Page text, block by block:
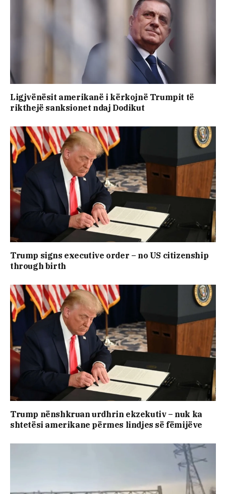
Ligjvënësit amerikanë i kërkojnë Trumpit të
rikthejë sanksionet ndaj Dodikut
Trump signs executive order – no US citizenship
through birth
Trump nënshkruan urdhrin ekzekutiv – nuk ka
shtetësi amerikane përmes lindjes së fëmijëve